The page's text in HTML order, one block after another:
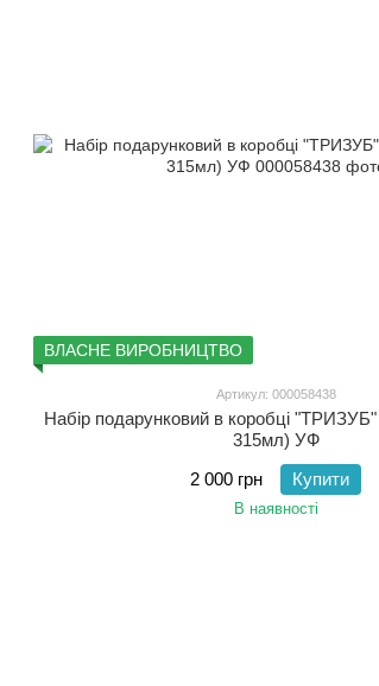
ВЛАСНЕ ВИРОБНИЦТВО
Артикул: 000058438
Набір подарунковий в коробці
315мл) УФ
2 000 грн
Купити
В наявності